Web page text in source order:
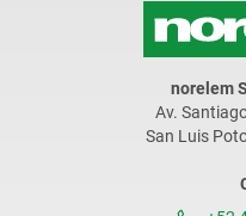
norelem
Av.
San Luis